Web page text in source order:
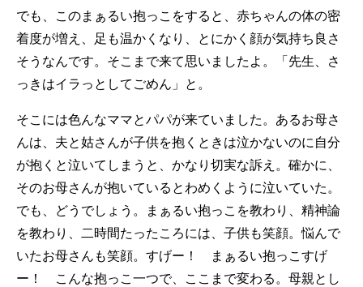
でも、このまぁるい抱っこをすると、赤ちゃんの体の密
着度が増え、足も温かくなり、とにかく顔が気持ち良さ
そうなんです。そこまで来て思いましたよ。「先生、さ
っきはイラっとしてごめん」と。
そこには色んなママとパパが来ていました。あるお母さ
んは、夫と姑さんが子供を抱くときは泣かないのに自分
が抱くと泣いてしまうと、かなり切実な訴え。確かに、
そのお母さんが抱いているとわめくように泣いていた。
でも、どうでしょう。まぁるい抱っこを教わり、精神論
を教わり、二時間たったころには、子供も笑顔。悩んで
いたお母さんも笑顔。すげー！ まぁるい抱っこすげ
ー！ こんな抱っこ一つで、ここまで変わる。母親とし